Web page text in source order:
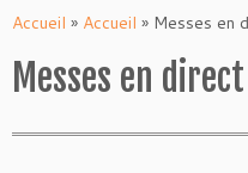
toAccueil » Accueil » Messes en
Messes en